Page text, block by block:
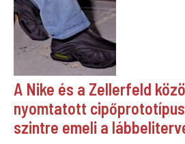
A Nike és a Zellerfeld
nyomtatott
szintre emeli a